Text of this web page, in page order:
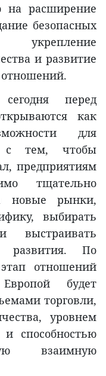
на расширение
безопасных
и развитие
отношений.
перед
как
для
с тем, чтобы
предприятиям
тщательно
новые рынки,
выбирать
выстраивать
развития. По
отношений
будет
торговли,
уровнем
и способностью
взаимную